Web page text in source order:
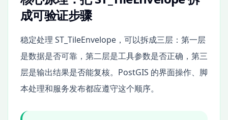
成可验证步骤
稳定处理 ST_TileEnvelope，可以拆成三层：第一层
是数据是否可靠，第二层是工具参数是否正确，第三
层是输出结果是否能复核。PostGIS 的界面操作、脚
本处理和服务发布都应遵守这个顺序。